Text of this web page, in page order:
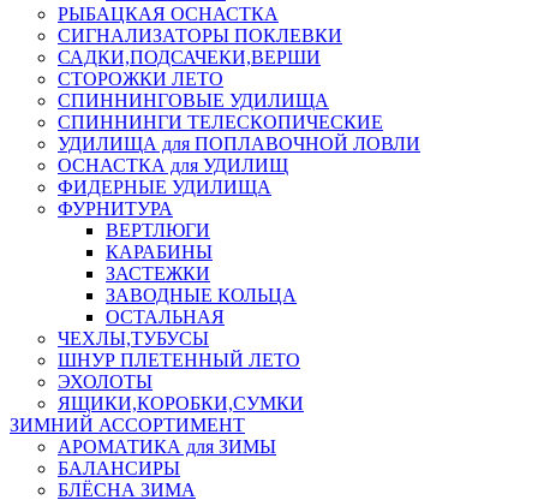
РЫБАЦКАЯ ОСНАСТКА
СИГНАЛИЗАТОРЫ ПОКЛЕВКИ
САДКИ,ПОДСАЧЕКИ,ВЕРШИ
СТОРОЖКИ ЛЕТО
СПИННИНГОВЫЕ УДИЛИЩА
СПИННИНГИ ТЕЛЕСКОПИЧЕСКИЕ
УДИЛИЩА для ПОПЛАВОЧНОЙ ЛОВЛИ
ОСНАСТКА для УДИЛИЩ
ФИДЕРНЫЕ УДИЛИЩА
ФУРНИТУРА
ВЕРТЛЮГИ
КАРАБИНЫ
ЗАСТЕЖКИ
ЗАВОДНЫЕ КОЛЬЦА
ОСТАЛЬНАЯ
ЧЕХЛЫ,ТУБУСЫ
ШНУР ПЛЕТЕННЫЙ ЛЕТО
ЭХОЛОТЫ
ЯЩИКИ,КОРОБКИ,СУМКИ
ЗИМНИЙ АССОРТИМЕНТ
АРОМАТИКА для ЗИМЫ
БАЛАНСИРЫ
БЛЁСНА ЗИМА